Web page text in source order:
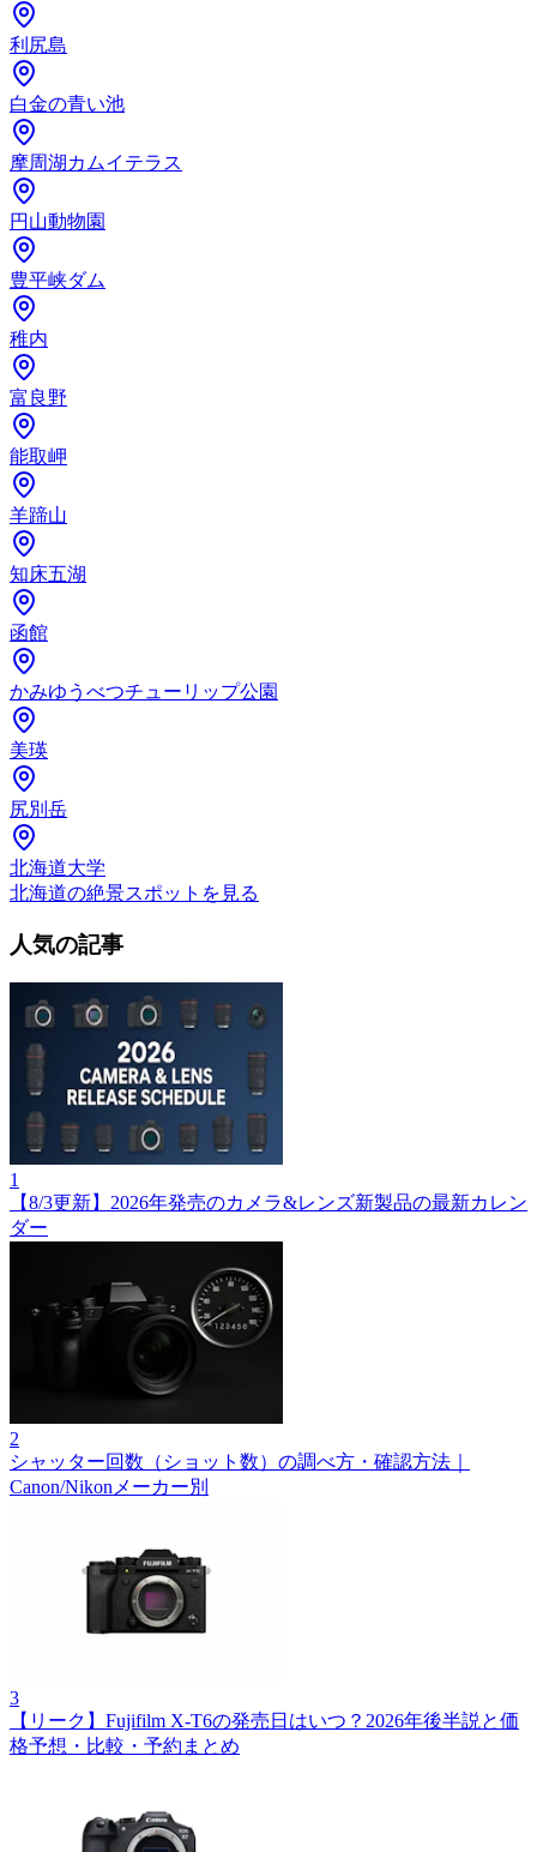
利尻島
白金の青い池
摩周湖カムイテラス
円山動物園
豊平峡ダム
稚内
富良野
能取岬
羊蹄山
知床五湖
函館
かみゆうべつチューリップ公園
美瑛
尻別岳
北海道大学
北海道の絶景スポットを見る
人気の記事
1
【8/3更新】2026年発売のカメラ&レンズ新製品の最新カレン
ダー
2
シャッター回数（ショット数）の調べ方・確認方法｜
Canon/Nikonメーカー別
3
【リーク】Fujifilm X‑T6の発売日はいつ？2026年後半説と価
格予想・比較・予約まとめ